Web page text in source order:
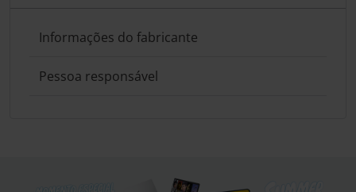
Informações do fabricante
Pessoa responsável